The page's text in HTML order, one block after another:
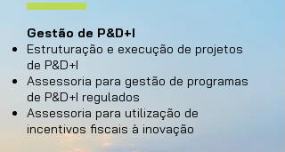
Gestão de P&D+I
Estruturação e execução de projetos
de P&D+I
Assessoria para gestão de programas
de P&D+I regulados
Assessoria para utilização de
incentivos fiscais à inovação